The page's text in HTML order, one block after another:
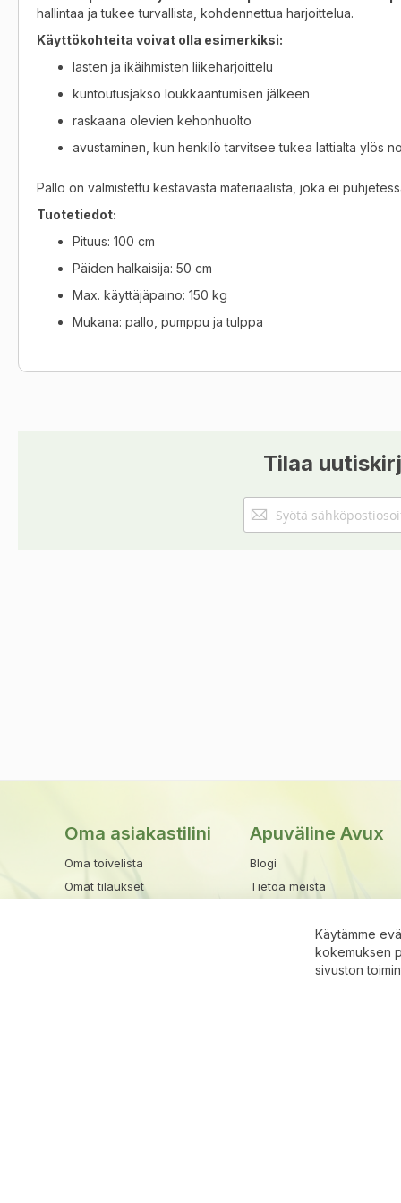
hallintaa ja tukee turvallista, kohdennettua harjoittelua.
Käyttökohteita voivat olla esimerkiksi:
lasten ja ikäihmisten liikeharjoittelu
kuntoutusjakso loukkaantumisen jälkeen
raskaana olevien kehonhuolto
avustaminen, kun henkilö tarvitsee tukea lattialta ylös
Pallo on valmistettu kestävästä materiaalista, joka ei
Tuotetiedot:
Pituus: 100 cm
Päiden halkaisija: 50 cm
Max. käyttäjäpaino: 150 kg
Mukana: pallo, pumppu ja tulppa
Tilaa
uutiskirjeemme:
Oma asiakastilini
Oma toivelista
Omat tilaukset
Apuväline Avux
Blogi
Tietoa meistä
Toimitusehdot
Maksu- ja toimitustavat
Rekisteriseloste
Käytämme
kokemuksen
sivuston